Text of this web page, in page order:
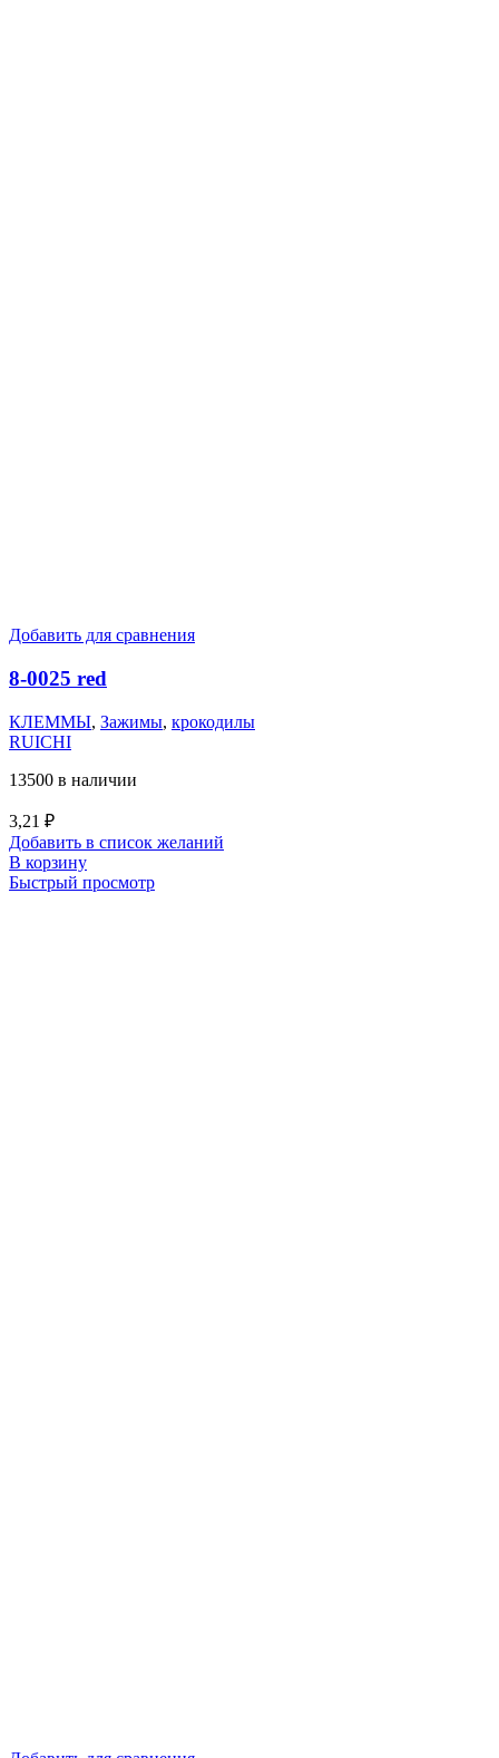
Добавить для сравнения
8-0025 red
КЛЕММЫ, Зажимы, крокодилы
RUICHI
13500 в наличии
3,21 ₽
Добавить в список желаний
В корзину
Быстрый просмотр